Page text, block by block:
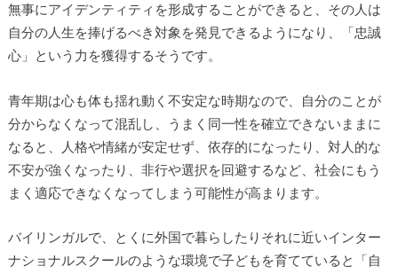
無事にアイデンティティを形成することができると、その人は
自分の人生を捧げるべき対象を発見できるようになり、「忠誠
心」という力を獲得するそうです。
青年期は心も体も揺れ動く不安定な時期なので、自分のことが
分からなくなって混乱し、うまく同一性を確立できないままに
なると、人格や情緒が安定せず、依存的になったり、対人的な
不安が強くなったり、非行や選択を回避するなど、社会にもう
まく適応できなくなってしまう可能性が高まります。
バイリンガルで、とくに外国で暮らしたりそれに近いインター
ナショナルスクールのような環境で子どもを育てていると「自